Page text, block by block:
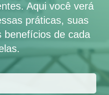
Aqui você verá
práticas, suas
benefícios de cada